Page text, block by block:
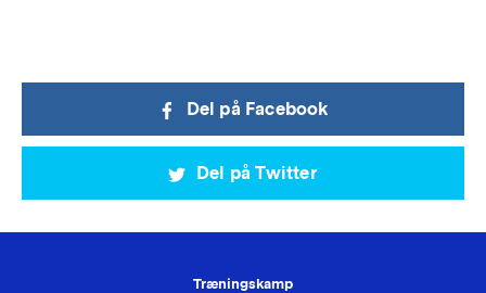
Del på Facebook
Del på Twitter
Træningskamp